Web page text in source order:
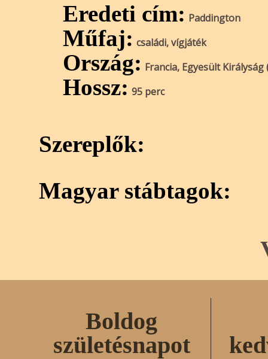
Eredeti cím: Paddington
Műfaj: családi, vígjáték
Ország: Francia, Egyesült Királyság
Hossz: 95 perc
Szereplők:
Magyar stábtagok:
Boldog
születésnapot